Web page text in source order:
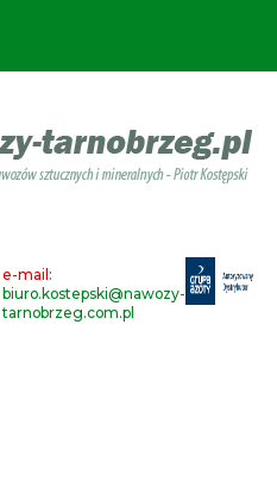
e-mail:
biuro.kostepski@nawozy-
tarnobrzeg.com.pl